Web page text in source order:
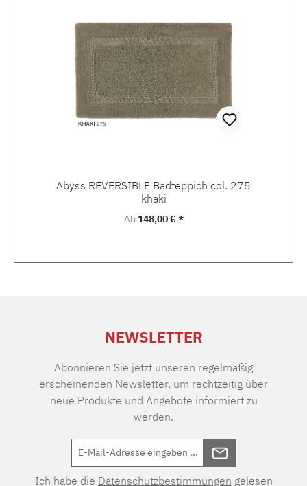
Abyss REVERSIBLE Badteppich col. 275
khaki
Regulärer Preis:
Ab148,00 € *
NEWSLETTER
Abonnieren Sie jetzt unseren regelmäßig
erscheinenden Newsletter, um rechtzeitig über
neue Produkte und Angebote informiert zu
werden.
Ich habe die Datenschutzbestimmungen gelesen